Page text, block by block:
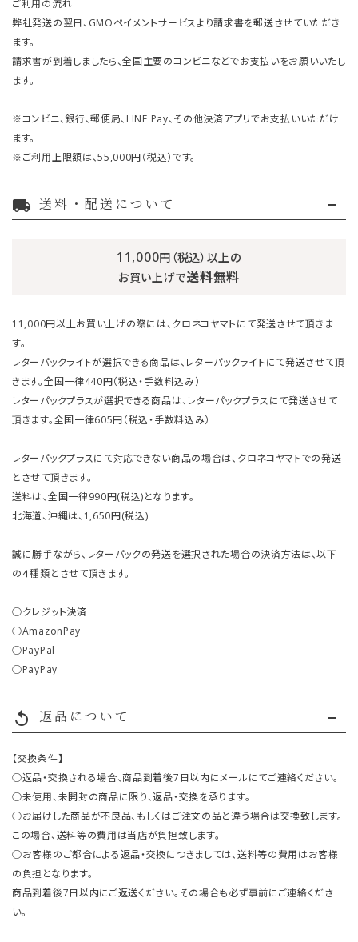
ご利用の流れ
弊社発送の翌日、GMOペイメントサービスより請求書を郵送させていただき
ます。
請求書が到着しましたら、全国主要のコンビニなどでお支払いをお願いいたし
ます。
※コンビニ、銀行、郵便局、LINE Pay、その他決済アプリでお支払いいただけ
ます。
※ご利用上限額は、55,000円（税込）です。
local_shipping 送料・配送について
11,000円（税込）以上の
お買い上げで送料無料
11,000円以上お買い上げの際には、クロネコヤマトにて発送させて頂きま
す。
レターパックライトが選択できる商品は、レターパックライトにて発送させて頂
きます。全国一律440円（税込・手数料込み）
レターパックプラスが選択できる商品は、レターパックプラスにて発送させて
頂きます。全国一律605円（税込・手数料込み）
レターパックプラスにて対応できない商品の場合は、クロネコヤマトでの発送
とさせて頂きます。
送料は、全国一律990円(税込)となります。
北海道、沖縄は、1,650円(税込)
誠に勝手ながら、レターパックの発送を選択された場合の決済方法は、以下
の４種類とさせて頂きます。
○クレジット決済
○AmazonPay
○PayPal
○PayPay
replay 返品について
【交換条件】
○返品・交換される場合、商品到着後7日以内にメールにてご連絡ください。
○未使用、未開封の商品に限り、返品・交換を承ります。
○お届けした商品が不良品、もしくはご注文の品と違う場合は交換致します。
この場合、送料等の費用は当店が負担致します。
○お客様のご都合による返品・交換につきましては、送料等の費用はお客様
の負担となります。
商品到着後7日以内にご返送ください。その場合も必ず事前にご連絡くださ
い。